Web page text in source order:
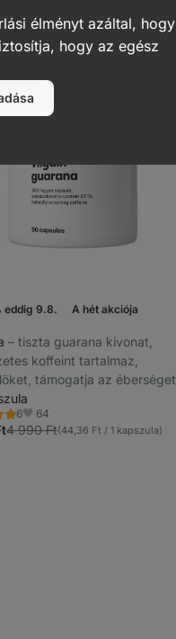
eddig 9.8. A hét akciója
⁠–⁠ tiszta guarana kivonat,
koffeint tartalmaz,
támogatja az éberséget
6Kedvencek
64
4 990 Ft(44,36 Ft / 1 kapszula)
élményt azáltal, hogy
hogy az egész